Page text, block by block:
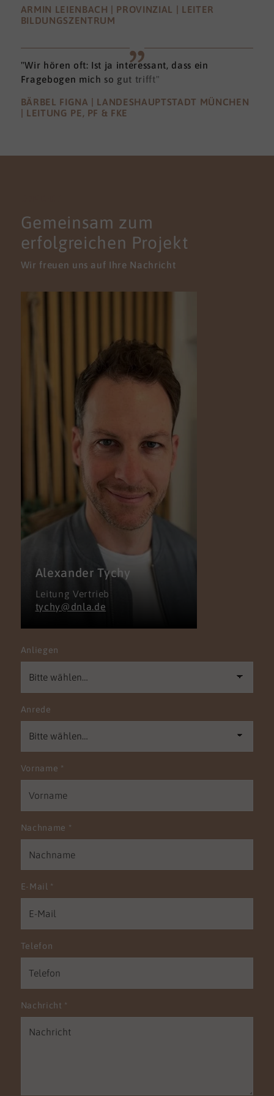
ARMIN LEIENBACH | PROVINZIAL | LEITER
BILDUNGSZENTRUM
"Wir hören oft: Ist ja interessant, dass ein
Fragebogen mich so gut trifft"
BÄRBEL FIGNA | LANDESHAUPTSTADT MÜNCHEN
| LEITUNG PE, PF & FKE
Gemeinsam zum
erfolgreichen Projekt
Wir freuen uns auf Ihre Nachricht
Alexander Tychy
Leitung Vertrieb
tychy@dnla.de
Anliegen
Anrede
Vorname *
Nachname *
E-Mail *
Telefon
Nachricht *